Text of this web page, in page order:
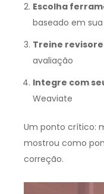
Escolha
baseado em
Treine
avaliação
Integre com
Weaviate
Um ponto crítico:
mostrou como
correção.